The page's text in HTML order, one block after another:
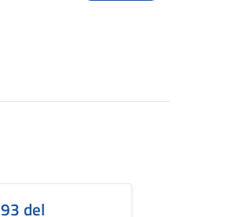
del